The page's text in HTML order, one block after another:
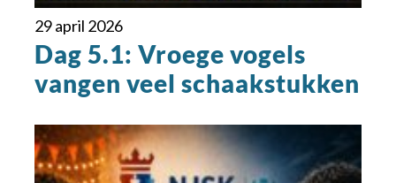
29 april 2026
Dag 5.1: Vroege vogels
vangen veel schaakstukken